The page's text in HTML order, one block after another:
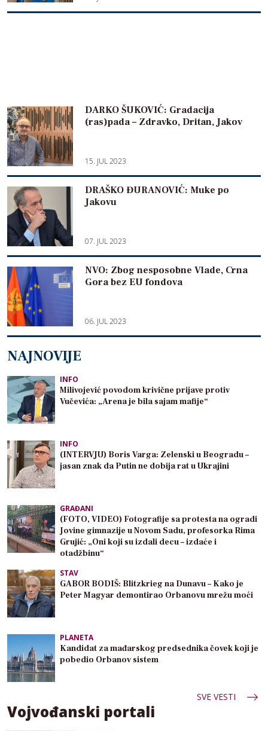
DARKO ŠUKOVIĆ: Gradacija
(ras)pada – Zdravko, Dritan, Jakov
15. JUL 2023
DRAŠKO ĐURANOVIĆ: Muke po
Jakovu
07. JUL 2023
NVO: Zbog nesposobne Vlade, Crna
Gora bez EU fondova
06. JUL 2023
NAJNOVIJE
INFO
Milivojević povodom krivične prijave protiv
Vučevića: „Arena je bila sajam mafije“
INFO
(INTERVJU) Boris Varga: Zelenski u Beogradu –
jasan znak da Putin ne dobija rat u Ukrajini
GRAĐANI
(FOTO, VIDEO) Fotografije sa protesta na ogradi
Jovine gimnazije u Novom Sadu, profesorka Rima
Grujić: „Oni koji su izdali decu – izdaće i
otadžbinu“
STAV
GABOR BODIŠ: Blitzkrieg na Dunavu – Kako je
Peter Magyar demontirao Orbanovu mrežu moći
PLANETA
Kandidat za mađarskog predsednika čovek koji je
pobedio Orbanov sistem
SVE VESTI
Vojvođanski portali